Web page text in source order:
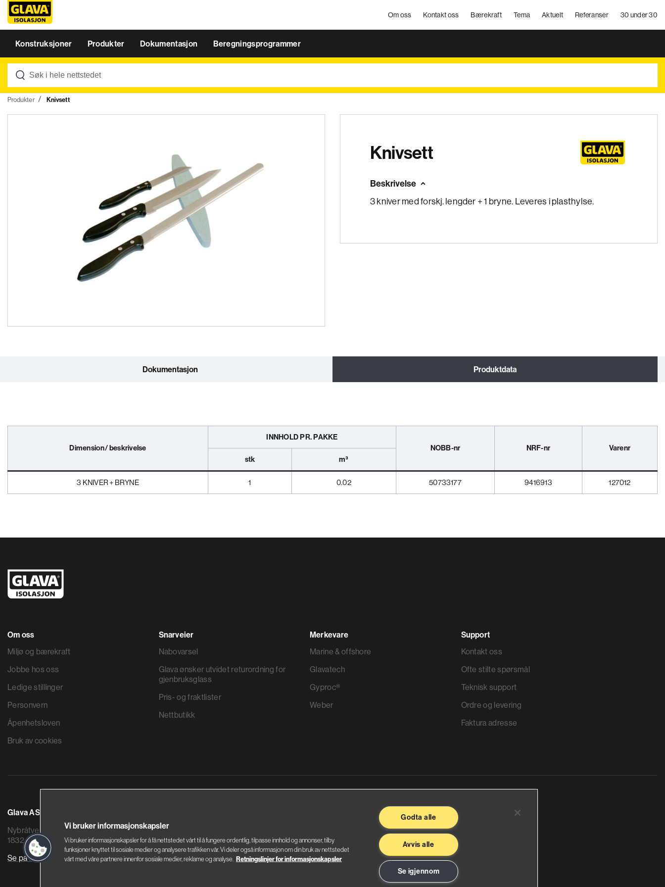
Om oss Kontakt oss Bærekraft Tema Aktuelt Referanser 30 under 30
Konstruksjoner Produkter Dokumentasjon Beregningsprogrammer
Produkter Knivsett
Knivsett
Beskrivelse
3 kniver med forskj. lengder + 1 bryne. Leveres i plasthylse.
Dokumentasjon Produktdata
Dimension/ beskrivelse
INNHOLD PR. PAKKE
NOBB-nr
NRF-nr
Varenr
stk
m³
3 KNIVER + BRYNE 1 0.02 50733177 9416913 127012
Om oss
Miljø og bærekraft
Jobbe hos oss
Ledige stillinger
Personvern
Åpenhetsloven
Bruk av cookies
Snarveier
Nabovarsel
Glava ønsker utvidet returordning for
gjenbruksglass
Pris- og fraktlister
Nettbutikk
Merkevare
Marine & offshore
Glavatech
Gyproc®
Weber
Support
Kontakt oss
Ofte stilte spørsmål
Teknisk support
Ordre og levering
Faktura adresse
Glava AS
Nybråtveien 2
1832 Askim
Se på kart
Sandstuveien 68
0680 Oslo
Se på kart
Vi bruker informasjonskapsler
Vi bruker informasjonskapsler for å få nettstedet vårt til å fungere ordentlig, tilpasse innhold og annonser, tilby
funksjoner knyttet til sosiale medier og analysere trafikken vår. Vi deler også informasjon om din bruk av nettstedet
vårt med våre partnere innenfor sosiale medier, reklame og analyse. Retningslinjer for informasjonskapsler
Godta alle
Avvis alle
Se igjennom